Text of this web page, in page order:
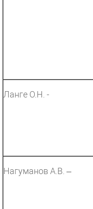
Ланге О.Н. -
Нагуманов А.В. –